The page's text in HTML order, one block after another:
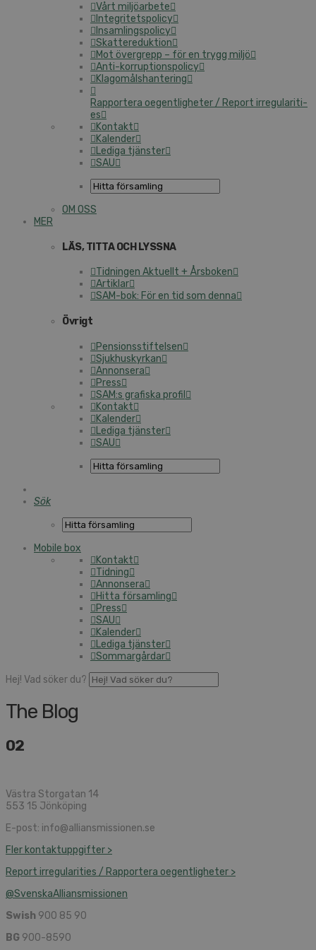
Vårt mil­jö­ar­be­te
In­tegri­tets­po­li­cy
In­sam­lings­po­li­cy
Skat­te­re­duk­tion
Mot övergrepp – för en trygg miljö
An­ti-kor­rup­tions­po­li­cy
Kla­gomåls­han­te­ring
Rap­por­te­ra oe­gent­lig­he­ter / Report ir­re­gu­la­ri­ti­
es
Kontakt
Kalender
Lediga tjänster
SAU
OM OSS
MER
LÄS, TITTA OCH LYSSNA
Tidningen Aktuellt + Årsboken
Artiklar
SAM-bok: För en tid som denna
Övrigt
Pen­sions­stif­tel­sen
Sjuk­hu­s­kyr­kan
Annonsera
Press
SAM:s grafiska profil
Kontakt
Kalender
Lediga tjänster
SAU
Sök
Mobile box
Kontakt
Tidning
Annonsera
Hitta för­sam­ling
Press
SAU
Kalender
Lediga tjänster
Som­mar­går­dar
Hej! Vad söker du?
The Blog
02
Västra Storgatan 14
553 15 Jönköping
E-post: info@​alliansmissionen.​se
Fler kon­takt­upp­gif­ter >
Report ir­re­gu­la­ri­ti­es / Rap­por­te­ra oe­gent­lig­he­ter >
@SvenskaAl­li­ans­mis­sio­nen
Swish 900 85 90
BG 900-8590